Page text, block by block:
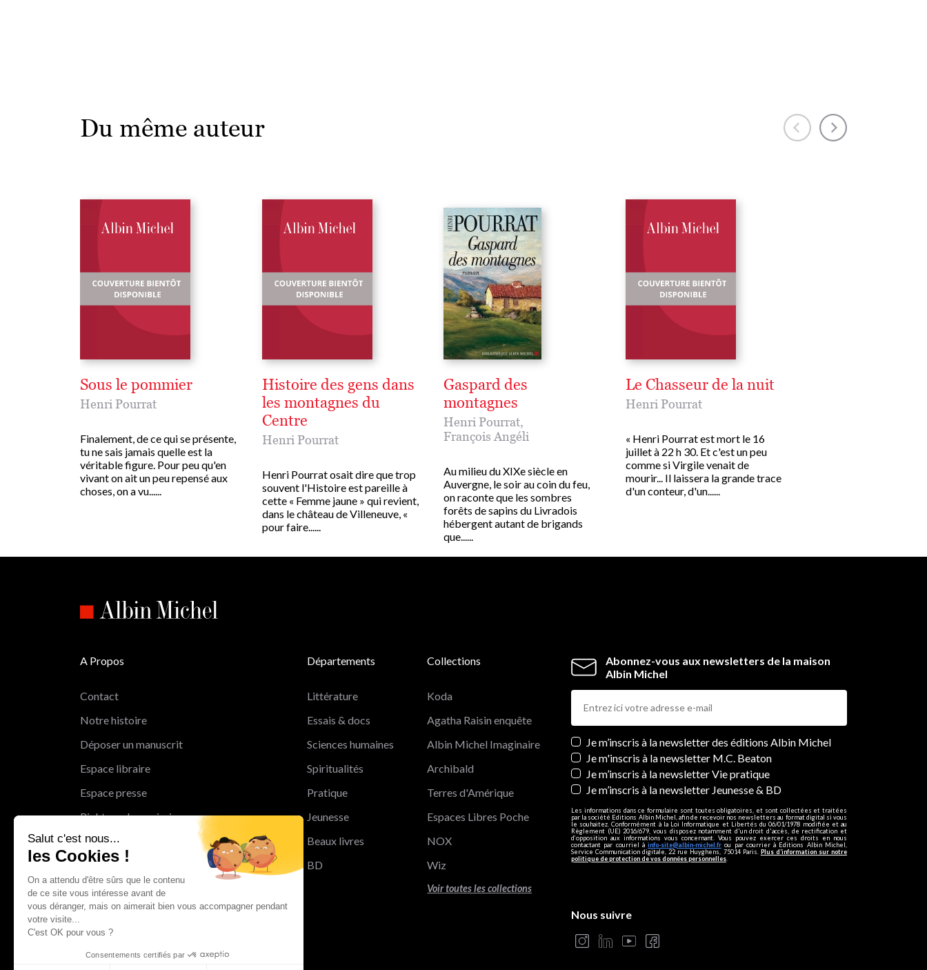
Salut c'est nous...
les Cookies !
On a attendu d'être sûrs que le contenu
de ce site vous intéresse avant de
vous déranger, mais on aimerait bien vous accompagner pendant
votre visite...
C'est OK pour vous ?
Consentements certifiés par
Du même auteur
Sous le pommier
Henri Pourrat
Finalement, de ce qui se présente,
tu ne sais jamais quelle est la
véritable figure. Pour peu qu'en
vivant on ait un peu repensé aux
choses, on a vu......
Histoire des gens dans
les montagnes du
Centre
Henri Pourrat
Henri Pourrat osait dire que trop
souvent l'Histoire est pareille à
cette « Femme jaune » qui revient,
dans le château de Villeneuve, «
pour faire......
Gaspard des
montagnes
Henri Pourrat,
François Angéli
Au milieu du XIXe siècle en
Auvergne, le soir au coin du feu,
on raconte que les sombres
forêts de sapins du Livradois
hébergent autant de brigands
que......
Le Chasseur de la nuit
Henri Pourrat
« Henri Pourrat est mort le 16
juillet à 22 h 30. Et c'est un peu
comme si Virgile venait de
mourir... Il laissera la grande trace
d'un conteur, d'un......
Abonnez-vous aux newsletters de la maison
Albin Michel
Newsletters
Je m’inscris à la newsletter des éditions Albin Michel
Je m'inscris à la newsletter M.C. Beaton
Je m’inscris à la newsletter Vie pratique
Je m’inscris à la newsletter Jeunesse & BD
Les informations dans ce formulaire sont toutes obligatoires, et sont collectées et traitées
par la société Editions Albin Michel, afin de recevoir nos newsletters au format digital si vous
le souhaitez. Conformément à la Loi Informatique et Libertés du 06/01/1978 modifiée et au
Règlement (UE) 2016/679, vous disposez notamment d'un droit d'accès, de rectification et
d’opposition aux informations vous concernant. Vous pouvez exercer ces droits en nous
contactant par courriel àinfo-site@albin-michel.fr ou par courrier à Editions Albin Michel,
Service Communication digitale, 22 rue Huyghens, 75014 Paris. Plus d’information sur notre
politique de protection de vos données personnelles
A Propos
Contact
Notre histoire
Déposer un manuscrit
Espace libraire
Espace presse
Rights and permissions
Mentions légales
Cookies
Charte de protection des données
personnelles
Le Groupe Albin Michel
Les librairies du groupe Albin Michel
Départements
Littérature
Essais & docs
Sciences humaines
Spiritualités
Pratique
Jeunesse
Beaux livres
BD
Collections
Koda
Agatha Raisin enquête
Albin Michel Imaginaire
Archibald
Terres d'Amérique
Espaces Libres Poche
NOX
Wiz
Voir toutes les collections
Nous suivre